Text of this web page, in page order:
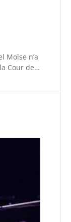
Moïse n’a
Cour de…